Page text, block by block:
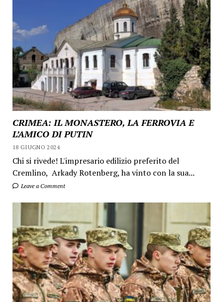
CRIMEA: IL MONASTERO, LA FERROVIA E
L’AMICO DI PUTIN
18 GIUGNO 2024
Chi si rivede! L'impresario edilizio preferito del
Cremlino, Arkady Rotenberg, ha vinto con la sua...
Leave a Comment